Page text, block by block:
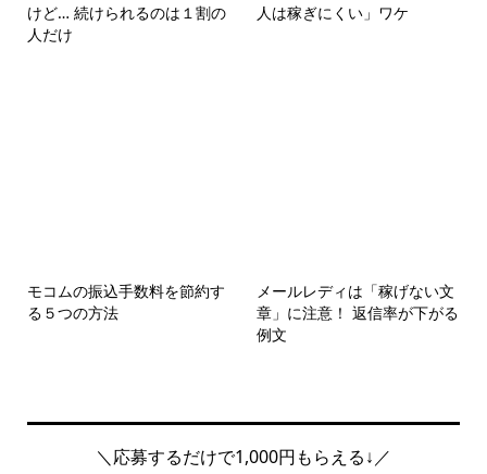
けど… 続けられるのは１割の
人だけ
人は稼ぎにくい」ワケ
モコムの振込手数料を節約す
る５つの方法
メールレディは「稼げない文
章」に注意！ 返信率が下がる
例文
＼応募するだけで1,000円もらえる↓／